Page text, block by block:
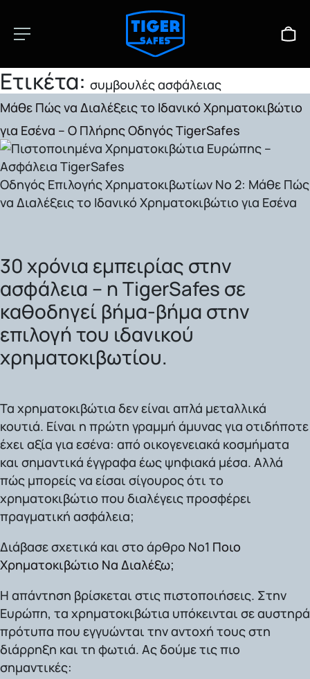
Ετικέτα: συμβουλές ασφάλειας
Μάθε Πώς να Διαλέξεις το Ιδανικό Χρηματοκιβώτιο
για Εσένα – Ο Πλήρης Οδηγός TigerSafes
Οδηγός Επιλογής Χρηματοκιβωτίων Νο 2: Μάθε Πώς
να Διαλέξεις το Ιδανικό Χρηματοκιβώτιο για Εσένα
30 χρόνια εμπειρίας στην
ασφάλεια – η TigerSafes σε
καθοδηγεί βήμα-βήμα στην
επιλογή του ιδανικού
χρηματοκιβωτίου.
Τα χρηματοκιβώτια δεν είναι απλά μεταλλικά
κουτιά. Είναι η πρώτη γραμμή άμυνας για οτιδήποτε
έχει αξία για εσένα: από οικογενειακά κοσμήματα
και σημαντικά έγγραφα έως ψηφιακά μέσα. Αλλά
πώς μπορείς να είσαι σίγουρος ότι το
χρηματοκιβώτιο που διαλέγεις προσφέρει
πραγματική ασφάλεια;
Διάβασε σχετικά και στο άρθρο Νο1 Ποιο
Χρηματοκιβώτιο Να Διαλέξω;
Η απάντηση βρίσκεται στις πιστοποιήσεις. Στην
Ευρώπη, τα χρηματοκιβώτια υπόκεινται σε αυστηρά
πρότυπα που εγγυώνται την αντοχή τους στη
διάρρηξη και τη φωτιά. Ας δούμε τις πιο
σημαντικές: